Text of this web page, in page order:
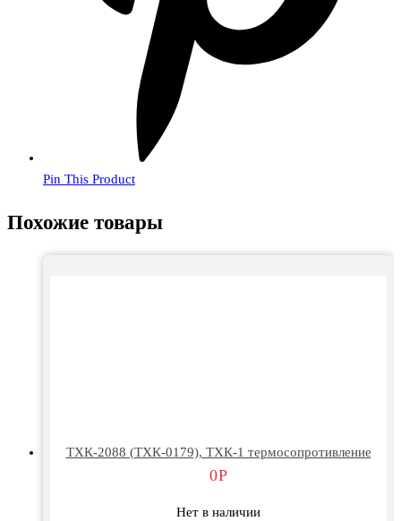
Pin This Product
Похожие товары
ТХК-2088 (ТХК-0179), ТХК-1 термосопротивление
0Р
Нет в наличии